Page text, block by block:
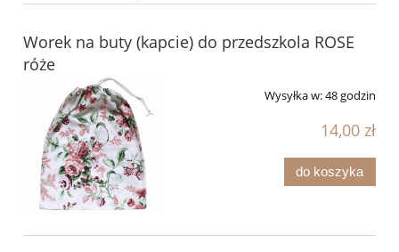
Worek na buty (kapcie) do przedszkola ROSE
róże
Wysyłka w:48 godzin
14,00 zł
do koszyka